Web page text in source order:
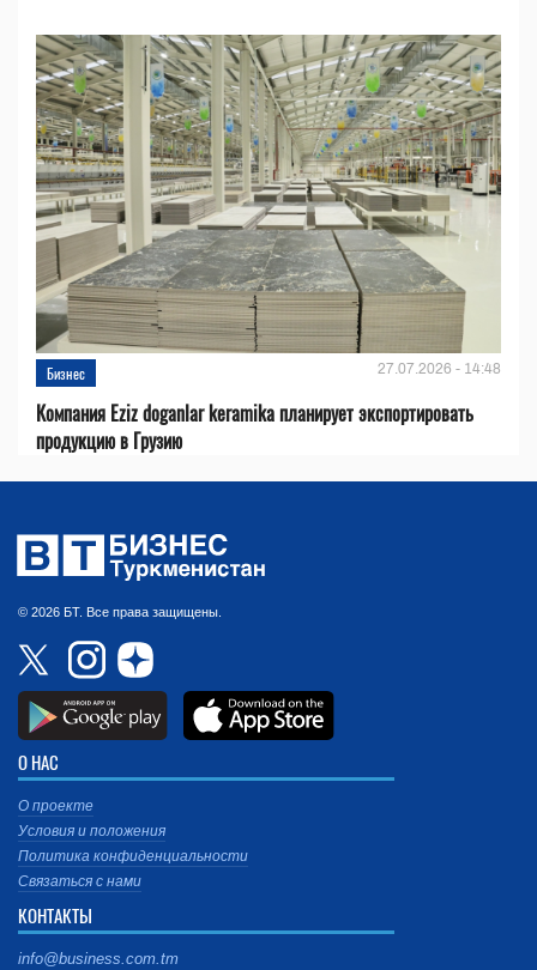
Бизнес 27.07.2026 - 14:48
Компания Eziz doganlar keramika планирует экспортировать
продукцию в Грузию
© 2026 БТ. Все права защищены.
О НАС
О проекте
Условия и положения
Политика конфиденциальности
Связаться с нами
КОНТАКТЫ
info@business.com.tm